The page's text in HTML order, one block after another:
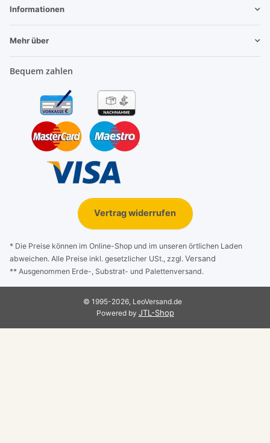
Informationen
Mehr über
Bequem zahlen
Vertrag widerrufen
* Die Preise können im Online-Shop und im unseren örtlichen Laden
abweichen. Alle Preise inkl. gesetzlicher USt., zzgl. Versand
** Ausgenommen Erde-, Substrat- und Palettenversand.
© 1995-2026, LeoVersand.de
Powered by JTL-Shop